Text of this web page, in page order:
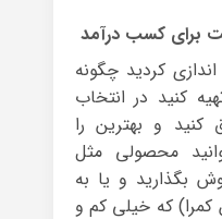
برای کسب درآمد
کردید چگونه
کنید در انتخاب
و بهترین را
محصولی مثل
بگذارید و یا به
که خیلی کم و